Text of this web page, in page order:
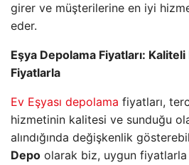
girer ve müşterilerine en iyi
eder.
Eşya Depolama Fiyatları:
Fiyatlarla
Ev Eşyası depolama fiyatları,
hizmetinin kalitesi ve sunduğu
alındığında değişkenlik
Depo olarak biz, uygun